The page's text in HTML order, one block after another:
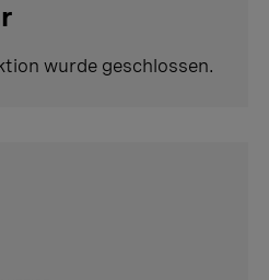
wurde geschlossen.